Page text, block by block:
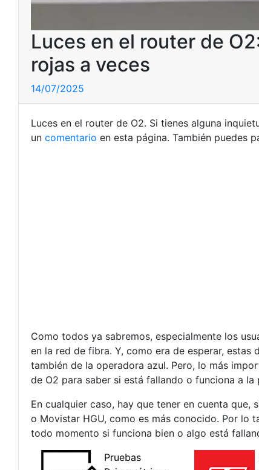
Luces en el router de
rojas a veces
14/07/2025
Luces en el router de O2. Si tienes alguna
un comentario en esta página. También puedes
Como todos ya sabremos, especialmente los
en la red de fibra. Y, como era de esperar,
también de la operadora azul. Pero, lo más
de O2 para saber si está fallando o funciona a la
En cualquier caso, hay que tener en cuenta
o Movistar HGU, como es más conocido. Por lo
todo momento si funciona bien o algo está